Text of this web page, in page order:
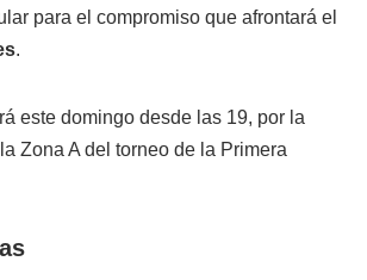
para el compromiso que afrontará el
.
este domingo desde las 19, por la
Zona A del torneo de la Primera